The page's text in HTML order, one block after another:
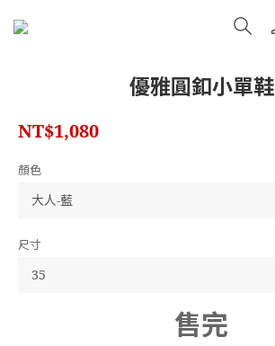
優雅圓釦小單鞋
NT$1,080
顏色
尺寸
售完